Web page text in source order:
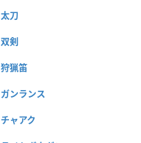
太刀
双剣
狩猟笛
ガンランス
チャアク